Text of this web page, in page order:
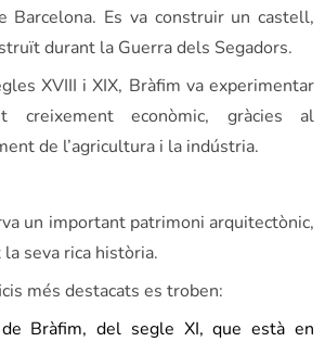
Barcelona. Es va construir un castell,
durant la Guerra dels Segadors.
XVIII i XIX, Bràfim va experimentar
creixement econòmic, gràcies al
de l’agricultura i la indústria.
un important patrimoni arquitectònic,
seva rica història.
més destacats es troben:
Bràfim, del segle XI, que està en